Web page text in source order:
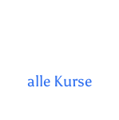
alle Kurse